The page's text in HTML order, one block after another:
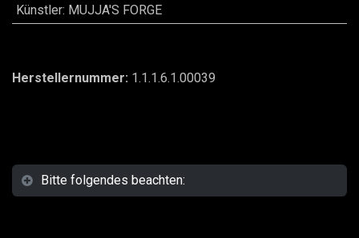
Künstler: MUJJA'S FORGE
Herstellernummer: 1.1.1.6.1.00039
Bitte folgendes beachten: